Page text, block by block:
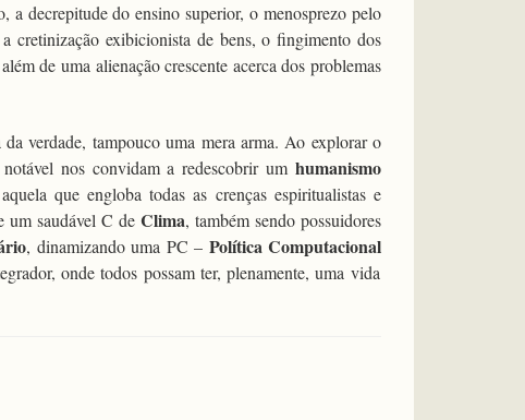
a decrepitude do ensino superior, o menosprezo pelo
cretinização exibicionista de bens, o fingimento dos
de uma alienação crescente acerca dos problemas
verdade, tampouco uma mera arma. Ao explorar o
nos convidam a redescobrir um humanismo
que engloba todas as crenças espiritualistas e
um saudável C de Clima, também sendo possuidores
, dinamizando uma PC – Política Computacional
onde todos possam ter, plenamente, uma vida